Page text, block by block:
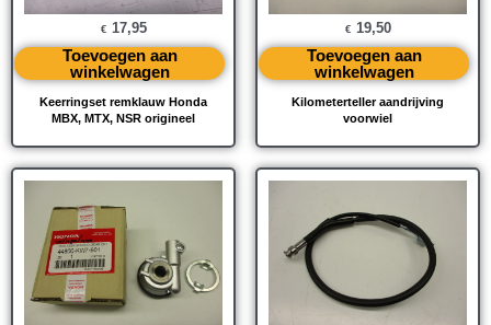
Keerringset remklauw Honda
MBX, MTX, NSR origineel
€ 17,95
Toevoegen aan
winkelwagen
Kilometerteller aandrijving
voorwiel
€ 19,50
Toevoegen aan
winkelwagen